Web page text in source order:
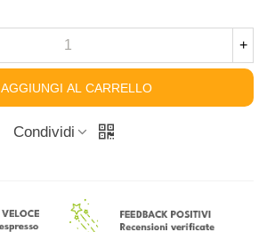
+
AGGIUNGI AL CARRELLO
Condividi